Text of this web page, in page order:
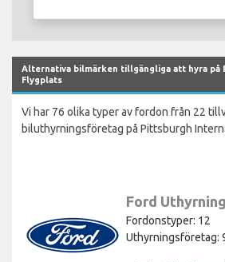
Alternativa bilmärken tillgängliga att hyra
Flygplats
Vi har 76 olika typer av fordon från 22
biluthyrningsföretag på Pittsburgh
Ford Uthyrning
Fordonstyper: 12
Uthyrningsföretag: